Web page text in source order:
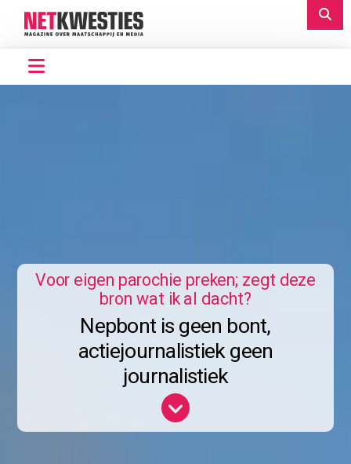
Voor eigen parochie preken; zegt deze
bron wat ik al dacht?
Nepbont is geen bont,
actiejournalistiek geen
journalistiek